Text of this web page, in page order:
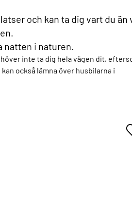
och kan ta dig vart du än
natten i naturen.
inte ta dig hela vägen dit,
också lämna över husbilarna i